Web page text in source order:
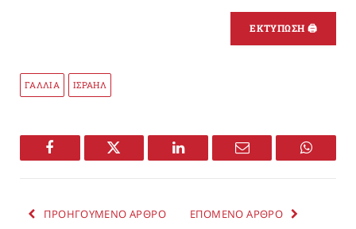
ΕΚΤΥΠΩΣΗ 🖨
ΓΑΛΛΙΑ ΙΣΡΑΗΛ
Facebook Twitter LinkedIn Email
ΠΡΟΗΓΟΥΜΕΝΟ ΑΡΘΡΟ ΕΠΟΜΕΝΟ ΑΡΘΡΟ